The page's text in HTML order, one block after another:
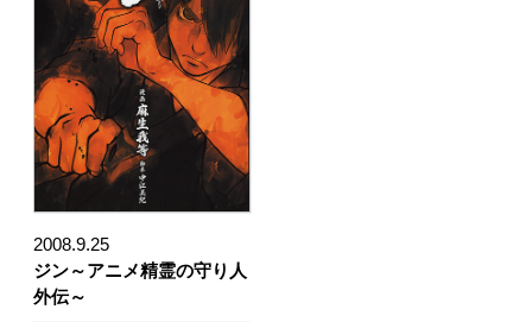
2008.9.25
ジン～アニメ精霊の守り人
外伝～